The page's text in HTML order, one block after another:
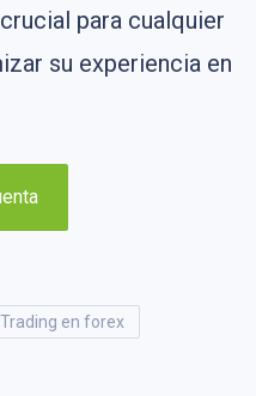
para cualquier
su experiencia en
trading en forex